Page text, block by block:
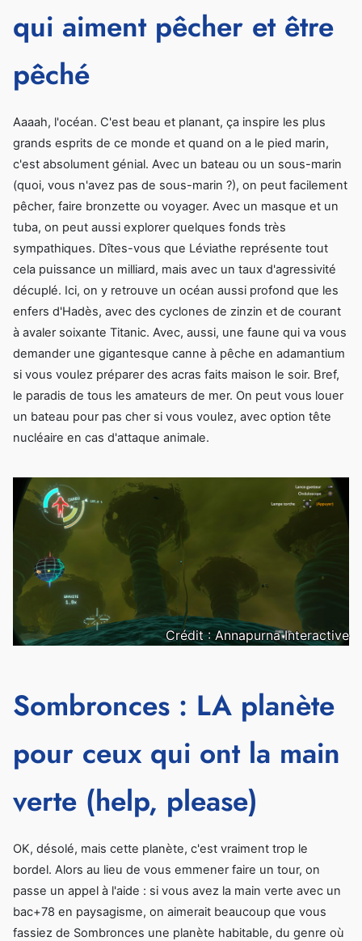
qui aiment pêcher et être
pêché
Aaaah, l'océan. C'est beau et planant, ça inspire les plus
grands esprits de ce monde et quand on a le pied marin,
c'est absolument génial. Avec un bateau ou un sous-marin
(quoi, vous n'avez pas de sous-marin ?), on peut facilement
pêcher, faire bronzette ou voyager. Avec un masque et un
tuba, on peut aussi explorer quelques fonds très
sympathiques. Dîtes-vous que Léviathe représente tout
cela puissance un milliard, mais avec un taux d'agressivité
décuplé. Ici, on y retrouve un océan aussi profond que les
enfers d'Hadès, avec des cyclones de zinzin et de courant
à avaler soixante Titanic. Avec, aussi, une faune qui va vous
demander une gigantesque canne à pêche en adamantium
si vous voulez préparer des acras faits maison le soir. Bref,
le paradis de tous les amateurs de mer. On peut vous louer
un bateau pour pas cher si vous voulez, avec option tête
nucléaire en cas d'attaque animale.
Crédit : Annapurna Interactive
Sombronces : LA planète
pour ceux qui ont la main
verte (help, please)
OK, désolé, mais cette planète, c'est vraiment trop le
bordel. Alors au lieu de vous emmener faire un tour, on
passe un appel à l'aide : si vous avez la main verte avec un
bac+78 en paysagisme, on aimerait beaucoup que vous
fassiez de Sombronces une planète habitable, du genre où